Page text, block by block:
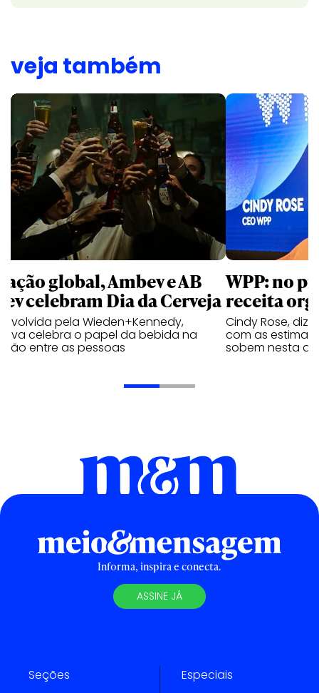
veja também
ação global, Ambev e AB
celebram Dia da Cerveja
pela Wieden+Kennedy,
celebra o papel da bebida na
entre as pessoas
WPP: no
receita
Cindy Rose, diz
com as
sobem nesta
Informa, inspira e conecta.
ASSINE JÁ
Seções Especiais